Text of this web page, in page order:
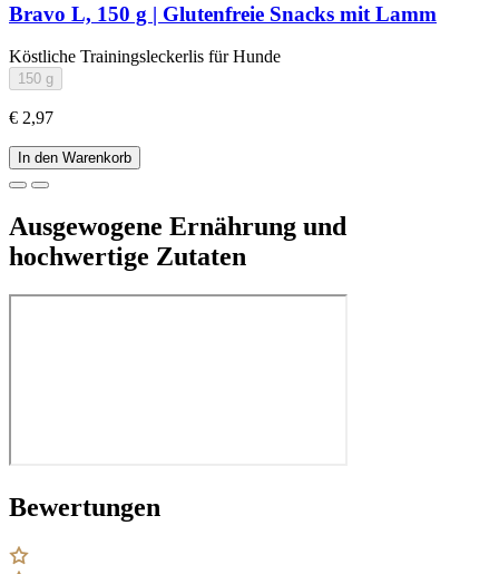
Bravo L, 150 g | Glutenfreie Snacks mit Lamm
Köstliche Trainingsleckerlis für Hunde
150 g
€ 2,97
In den Warenkorb
Ausgewogene Ernährung und
hochwertige Zutaten
Bewertungen